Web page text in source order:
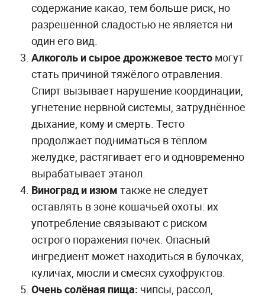
содержание какао, тем больше риск, но
разрешённой сладостью не является ни
один его вид.
Алкоголь и сырое дрожжевое тестомогут
стать причиной тяжёлого отравления.
Спирт вызывает нарушение координации,
угнетение нервной системы, затруднённое
дыхание, кому и смерть. Тесто
продолжает подниматься в тёплом
желудке, растягивает его и одновременно
вырабатывает этанол.
Виноград и изюм также не следует
оставлять в зоне кошачьей охоты: их
употребление связывают с риском
острого поражения почек. Опасный
ингредиент может находиться в булочках,
куличах, мюсли и смесях сухофруктов.
Очень солёная пища: чипсы, рассол,